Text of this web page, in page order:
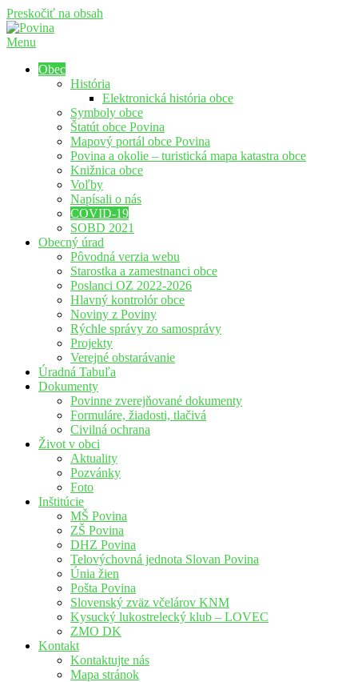
Preskočiť na obsah
Menu
Obec
História
Elektronická história obce
Symboly obce
Štatút obce Povina
Mapový portál obce Povina
Povina a okolie – turistická mapa katastra obce
Knižnica obce
Voľby
Napísali o nás
COVID-19
SOBD 2021
Obecný úrad
Pôvodná verzia webu
Starostka a zamestnanci obce
Poslanci OZ 2022-2026
Hlavný kontrolór obce
Noviny z Poviny
Rýchle správy zo samosprávy
Projekty
Verejné obstarávanie
Úradná Tabuľa
Dokumenty
Povinne zverejňované dokumenty
Formuláre, žiadosti, tlačivá
Civilná ochrana
Život v obci
Aktuality
Pozvánky
Foto
Inštitúcie
MŠ Povina
ZŠ Povina
DHZ Povina
Telovýchovná jednota Slovan Povina
Únia žien
Pošta Povina
Slovenský zväz včelárov KNM
Kysucký lukostrelecký klub – LOVEC
ZMO DK
Kontakt
Kontaktujte nás
Mapa stránok